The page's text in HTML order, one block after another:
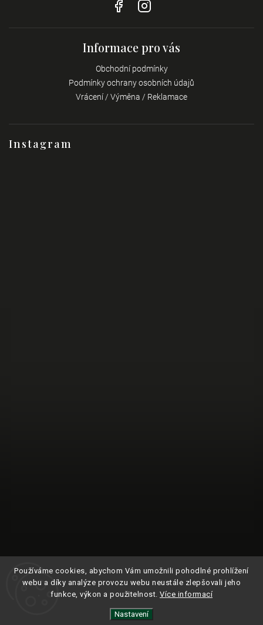
Používáme cookies, abychom Vám umožnili pohodlné prohlížení
webu a díky analýze provozu webu neustále zlepšovali jeho
funkce, výkon a použitelnost. Více informací
Nastavení
Instagram
Informace pro vás
Obchodní podmínky
Podmínky ochrany osobních údajů
Vrácení / Výměna / Reklamace